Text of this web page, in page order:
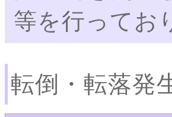
等を行ってお
転倒・転落発